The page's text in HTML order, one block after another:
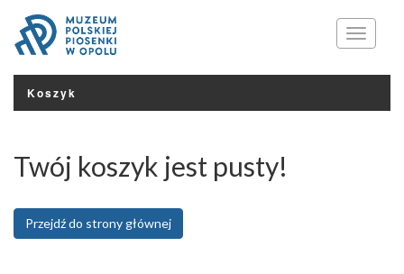
Menu
Koszyk
Twój koszyk jest pusty!